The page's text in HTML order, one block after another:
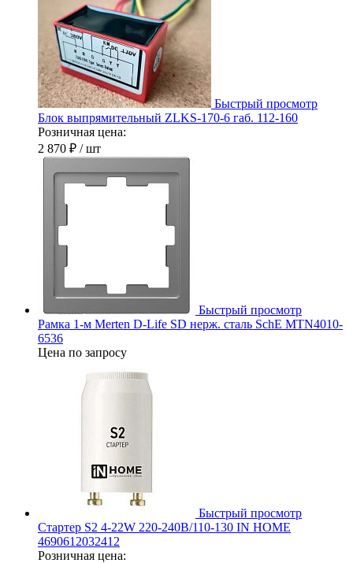
Быстрый просмотр
Блок выпрямительный ZLKS-170-6 габ. 112-160
Розничная цена:
2 870 ₽ / шт
Быстрый просмотр
Рамка 1-м Merten D-Life SD нерж. сталь SchE MTN4010-
6536
Цена по запросу
Быстрый просмотр
Стартер S2 4-22W 220-240В/110-130 IN HOME
4690612032412
Розничная цена: